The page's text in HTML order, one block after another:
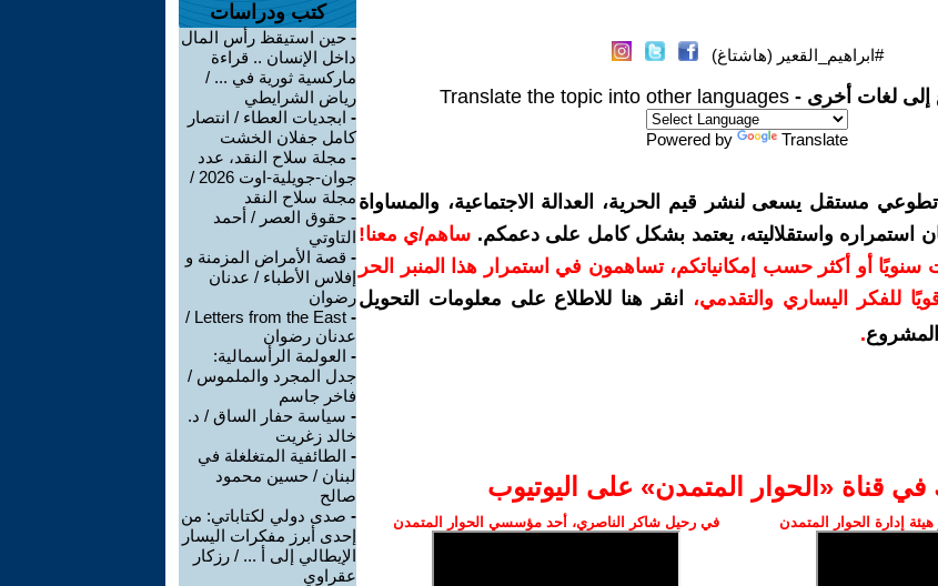
#ابراهيم_القعير (هاشتاغ)
إلى لغات أخرى - Translate the topic into other languages
Powered by Translate
مستقل يسعى لنشر قيم الحرية، العدالة الاجتماعية، والمساواة
استمراره واستقلاليته، يعتمد بشكل كامل على دعمكم. ساهم/ي معنا!
10 دولارات سنويًا أو أكثر حسب إمكانياتكم، تساهمون في استمرار هذا المنبر الحر
للفكر اليساري والتقدمي،
انقر هنا للاطلاع على معلومات التحويل
.
في قناة ‫«الحوار المتمدن» على اليوتيوب
إدارة الحوار المتمدن في رحيل شاكر الناصري، أحد مؤسسي الحوار المتمدن
كتب ودراسات
- حين استيقظ رأس المال
داخل الإنسان .. قراءة
ماركسية ثورية في ... /
رياض الشرايطي
- ابجديات العطاء / انتصار
كامل جفلان الخشت
- مجلة سلاح النقد، عدد
جوان-جويلية-اوت 2026 /
مجلة سلاح النقد
- حقوق العصر / أحمد
التاوتي
- قصة الأمراض المزمنة و
إفلاس الأطباء / عدنان
رضوان
-
Letters from the East /
عدنان رضوان
- العولمة الرأسمالية:
جدل المجرد والملموس /
فاخر جاسم
- سياسة حفار الساق / د.
خالد زغريت
- الطائفية المتغلغلة في
لبنان / حسين محمود
صالح
- صدى دولي لكتاباتي: من
إحدى أبرز مفكرات اليسار
الإيطالي إلى أ ... / رزكار
عقراوي